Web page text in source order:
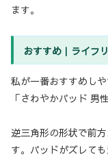
ます。
おすすめ｜ライフ
私が一番おすすめし
「さわやかパッド 男
逆三角形の形状で前
す。パッドがズレて